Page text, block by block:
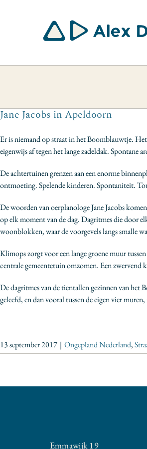
Jane Jacobs in Apeldoorn
Er is niemand op straat in het Boomblauwtje.
eigenwijs af tegen het lange zadeldak.
De achtertuinen grenzen aan een enorme
ontmoeting. Spelende kinderen. Spontaniteit.
De woorden van oerplanologe Jane Jacobs
op elk moment van de dag. Dagritmes die door
woonblokken, waar de voorgevels langs smalle
Klimops zorgt voor een lange groene muur
centrale gemeentetuin omzomen. Een zwervend
De dagritmes van de tientallen gezinnen van het
geleefd, en dan vooral tussen de eigen vier
13 september 2017 | Ongepland Nederland,
Emmawijk 19